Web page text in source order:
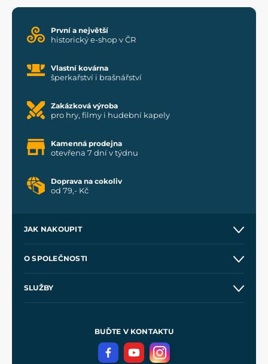
První a největší
historický e-shop v ČR
Vlastní kovárna
šperkařství i brašnářství
Zakázková výroba
pro hry, filmy i hudební kapely
Kamenná prodejna
otevřena 7 dní v týdnu
Doprava na cokoliv
od 79,- Kč
JAK NAKOUPIT
Velkoobchod
O SPOLEČNOSTI
SLUŽBY
Meče pro Kingdom Come
BUĎTE V KONTAKTU